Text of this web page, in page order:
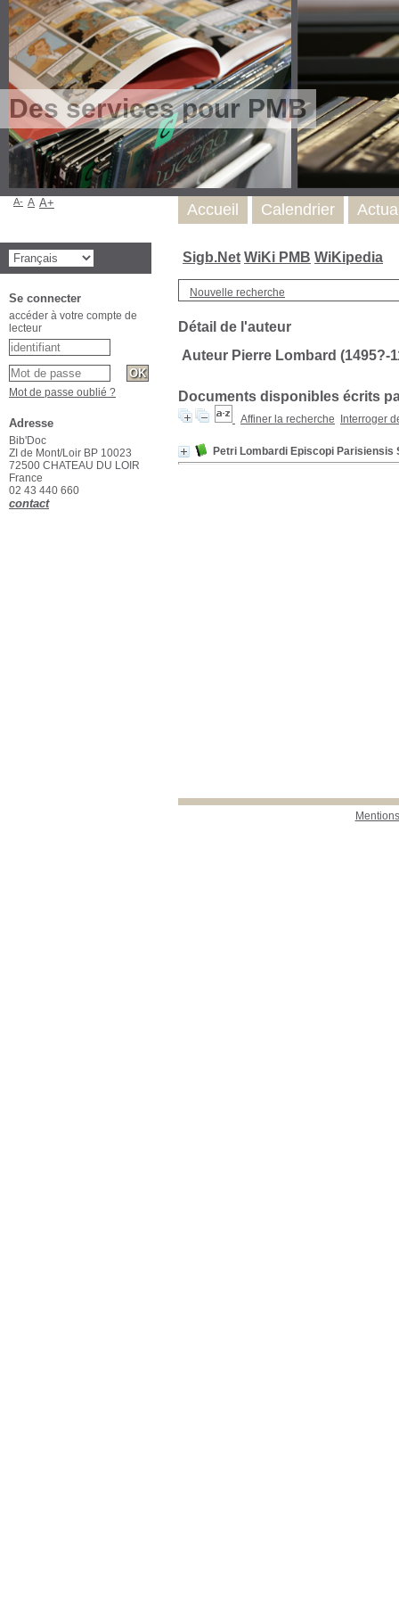
Des services pour PMB
Sigb.Net WiKi PMB WiKipedia
Nouvelle recherche
Détail de l'auteur
Auteur Pierre Lombard (1495?-
Documents disponibles écrits
Affiner la recherche Interroger
Petri Lombardi Episcopi Parisiensis
Accueil Calendrier
A- A A+
Se connecter
accéder à votre compte de
lecteur
Mot de passe oublié ?
Adresse
Bib'Doc
ZI de Mont/Loir BP 10023
72500 CHATEAU DU LOIR
France
02 43 440 660
contact